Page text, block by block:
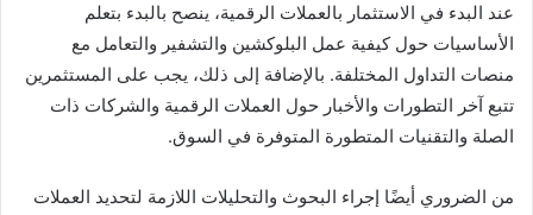
عند البدء في الاستثمار بالعملات الرقمية، ينصح بالبدء بتعلم
الأساسيات حول كيفية عمل البلوكشين والتشفير والتعامل مع
منصات التداول المختلفة. بالإضافة إلى ذلك، يجب على المستثمرين
تتبع آخر التطورات والأخبار حول العملات الرقمية والشركات ذات
الصلة والتقنيات المتطورة المتوفرة في السوق.
من الضروري أيضًا إجراء البحوث والتحليلات اللازمة لتحديد العملات